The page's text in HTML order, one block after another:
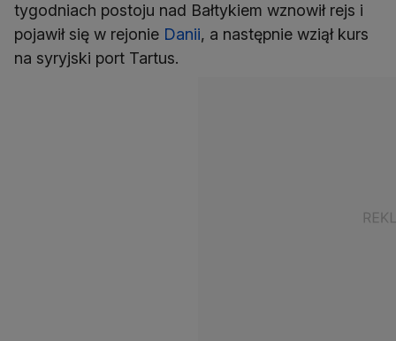
tygodniach postoju nad Bałtykiem wznowił rejs i
pojawił się w rejonie Danii, a następnie wziął kurs
na syryjski port Tartus.